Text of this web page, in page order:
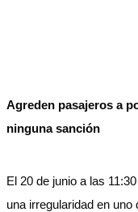
Agreden pasajeros a
ninguna sanción
El 20 de junio a las
una irregularidad en